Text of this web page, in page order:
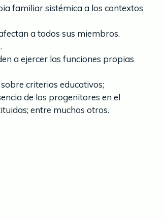
familiar sistémica a los contextos
a todos sus miembros.
a ejercer las funciones propias
criterios educativos;
de los progenitores en el
entre muchos otros.